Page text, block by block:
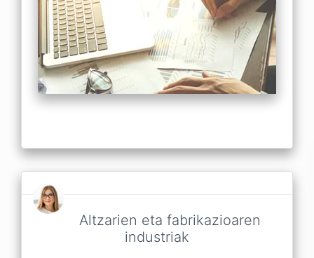
Altzarien eta fabrikazioaren
industriak